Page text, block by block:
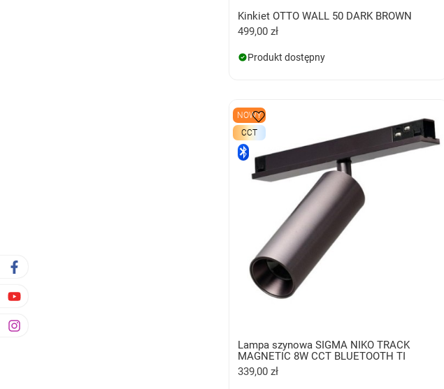
Kinkiet OTTO WALL 50 DARK BROWN
499,00 zł
Produkt dostępny
NOWY
CCT
Lampa szynowa SIGMA NIKO TRACK
MAGNETIC 8W CCT BLUETOOTH TI
339,00 zł